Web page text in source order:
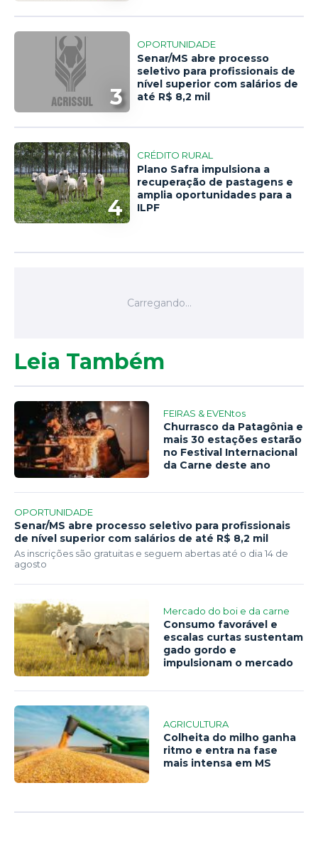
3
OPORTUNIDADE
Senar/MS abre processo
seletivo para profissionais de
nível superior com salários de
até R$ 8,2 mil
4
CRÉDITO RURAL
Plano Safra impulsiona a
recuperação de pastagens e
amplia oportunidades para a
ILPF
Leia Também
FEIRAS & EVENtos
Churrasco da Patagônia e
mais 30 estações estarão
no Festival Internacional
da Carne deste ano
OPORTUNIDADE
Senar/MS abre processo seletivo para profissionais
de nível superior com salários de até R$ 8,2 mil
As inscrições são gratuitas e seguem abertas até o dia 14 de
agosto
Mercado do boi e da carne
Consumo favorável e
escalas curtas sustentam
gado gordo e
impulsionam o mercado
AGRICULTURA
Colheita do milho ganha
ritmo e entra na fase
mais intensa em MS